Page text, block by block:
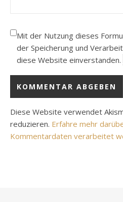
Mit der Nutzung dieses
der Speicherung und
diese Website einverstanden.
Diese Website verwendet
reduzieren. Erfahre mehr
Kommentardaten verarbeitet